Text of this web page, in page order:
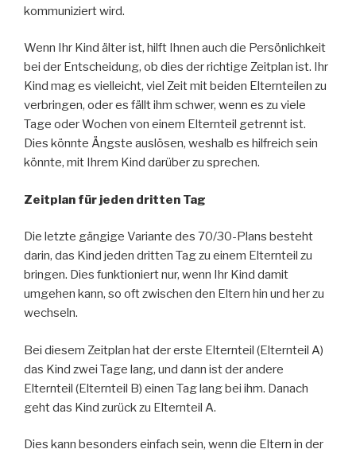
kommuniziert wird.
Wenn Ihr Kind älter ist, hilft Ihnen auch die Persönlichkeit
bei der Entscheidung, ob dies der richtige Zeitplan ist. Ihr
Kind mag es vielleicht, viel Zeit mit beiden Elternteilen zu
verbringen, oder es fällt ihm schwer, wenn es zu viele
Tage oder Wochen von einem Elternteil getrennt ist.
Dies könnte Ängste auslösen, weshalb es hilfreich sein
könnte, mit Ihrem Kind darüber zu sprechen.
Zeitplan für jeden dritten Tag
Die letzte gängige Variante des 70/30-Plans besteht
darin, das Kind jeden dritten Tag zu einem Elternteil zu
bringen. Dies funktioniert nur, wenn Ihr Kind damit
umgehen kann, so oft zwischen den Eltern hin und her zu
wechseln.
Bei diesem Zeitplan hat der erste Elternteil (Elternteil A)
das Kind zwei Tage lang, und dann ist der andere
Elternteil (Elternteil B) einen Tag lang bei ihm. Danach
geht das Kind zurück zu Elternteil A.
Dies kann besonders einfach sein, wenn die Eltern in der